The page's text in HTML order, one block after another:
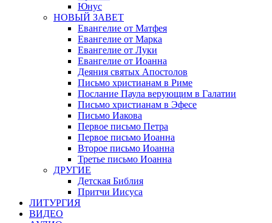
Юнус
НОВЫЙ ЗАВЕТ
Евангелие от Матфея
Евангелие от Марка
Евангелие от Луки
Евангелие от Иоанна
Деяния святых Апостолов
Письмо христианам в Риме
Послание Паула верующим в Галатии
Письмо христианам в Эфесе
Письмо Иакова
Первое письмо Петра
Первое письмо Иоанна
Второе письмо Иоанна
Третье письмо Иоанна
ДРУГИЕ
Детская Библия
Притчи Иисуса
ЛИТУРГИЯ
ВИДЕО